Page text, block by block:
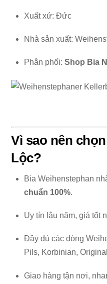
Xuất xứ: Đức
Nhà sản xuất:
Phân phối: Shop Bia
Vì sao nên
Lộc?
Bia Weihenstephan
chuẩn 100%.
Uy tín lâu năm, giá tốt
Đầy đủ các dòng
Pils, Korbinian,
Giao hàng tận nơi,